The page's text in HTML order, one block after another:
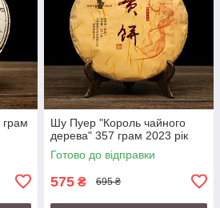
Шу Пуер "Король чайного
дерева" 357 грам 2023 рік
Готово до відправки
575 ₴ 695 ₴